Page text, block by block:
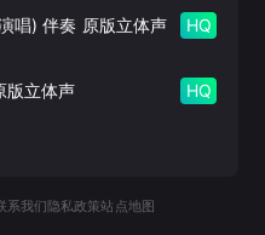
唱) 伴奏 原版立体声 HQ
版立体声 HQ
系我们 隐私政策站点地图